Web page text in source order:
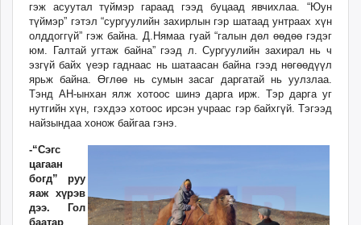
гэж асуутал түймэр гараад гээд буцаад явчихлаа. “Юун
түймэр” гэтэл “сургуулийн захирлын гэр шатаад унтраах хүн
олддоггүй” гэж байна. Д.Нямаа гуай “галын дөл өөдөө гэдэг
юм. Галтай угтаж байна” гээд л. Сургуулийн захирал нь ч
эзгүй байх үеэр гаднаас нь шатаасан байна гээд нөгөөдүүл
ярьж байна. Өглөө нь сумын засаг даргатай нь уулзлаа.
Тэнд АН-ынхан ялж хотоос шинэ дарга ирж. Тэр дарга уг
нутгийн хүн, гэхдээ хотоос ирсэн учраас гэр байхгүй. Тэгээд
найзындаа хонож байгаа гэнэ.
-“Сэгс
цагаан
богд” руу
яаж хүрэв
дээ. Гол
баатар